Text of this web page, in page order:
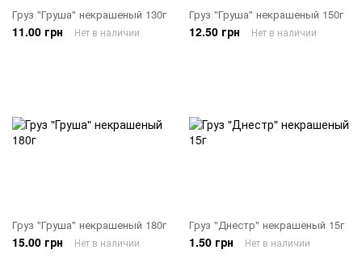
Груз "Груша" некрашеный 130г
11.00 грн Нет в наличии
Груз "Груша" некрашеный 150г
12.50 грн Нет в наличии
Груз "Груша" некрашеный 180г
15.00 грн Нет в наличии
Груз "Днестр" некрашеный 15г
1.50 грн Нет в наличии